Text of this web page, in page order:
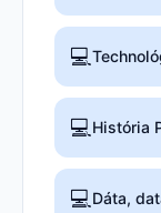
💻
💻 História
💻 Dáta,